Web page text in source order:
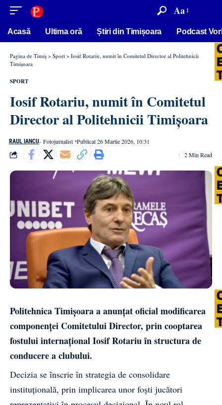
conținut Aa
Acasă Ultima oră Știri din Timișoara Podcast
Pagina de Timiș > Sport > Iosif Rotariu, numit în Comitetul Director al Politehnicii
Timișoara
SPORT
Iosif Rotariu, numit în Comitetul
Director al Politehnicii Timișoara
RAUL IANCU- Fotojurnalist Publicat 26 Martie 2026, 10:31
2 Min Read
Politehnica Timișoara a anunțat oficial modificarea
componenței Comitetului Director, prin cooptarea
fostului internațional Iosif Rotariu în structura de
conducere a clubului.
Decizia se înscrie în strategia de consolidare
instituțională, prin implicarea unor foști jucători